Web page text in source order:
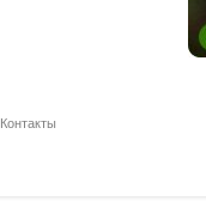
Контакты